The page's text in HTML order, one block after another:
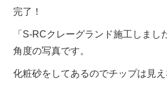
完了！
「S-RCクレーグランド施工しま
角度の写真です。
化粧砂をしてあるのでチップは見え